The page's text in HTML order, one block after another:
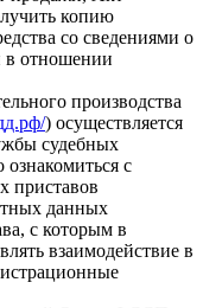
копию
со сведениями о
в отношении
производства
) осуществляется
судебных
с
приставов
данных
с которым в
взаимодействие в